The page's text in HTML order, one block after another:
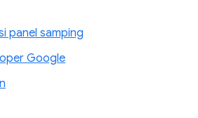
panel samping
Google